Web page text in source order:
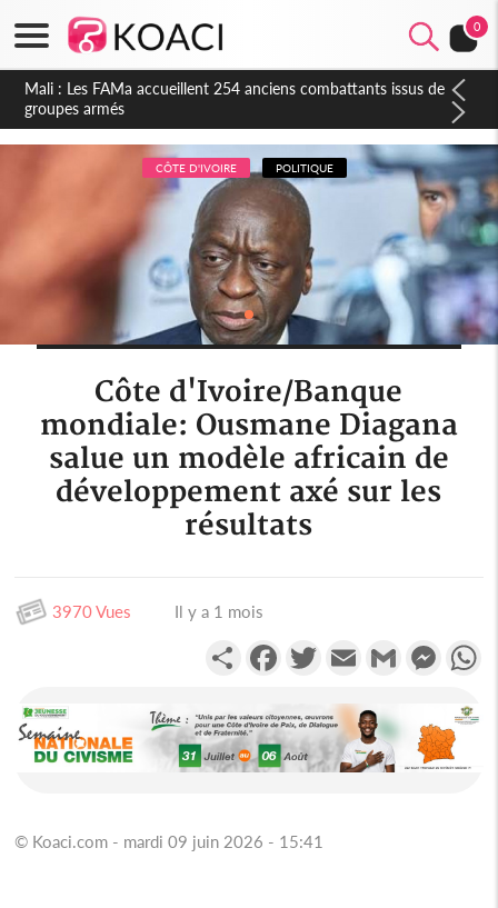
0
Côte d'Ivoire : Election FIF, le frère de feu Sidy Diallo se lance
dans la course
CÔTE D'IVOIRE POLITIQUE
Côte d'Ivoire/Banque
mondiale: Ousmane Diagana
salue un modèle africain de
développement axé sur les
résultats
3970 Vues Il y a 1 mois
PartagerFacebookTwitterEmail Gmail
© Koaci.com - mardi 09 juin 2026 - 15:41